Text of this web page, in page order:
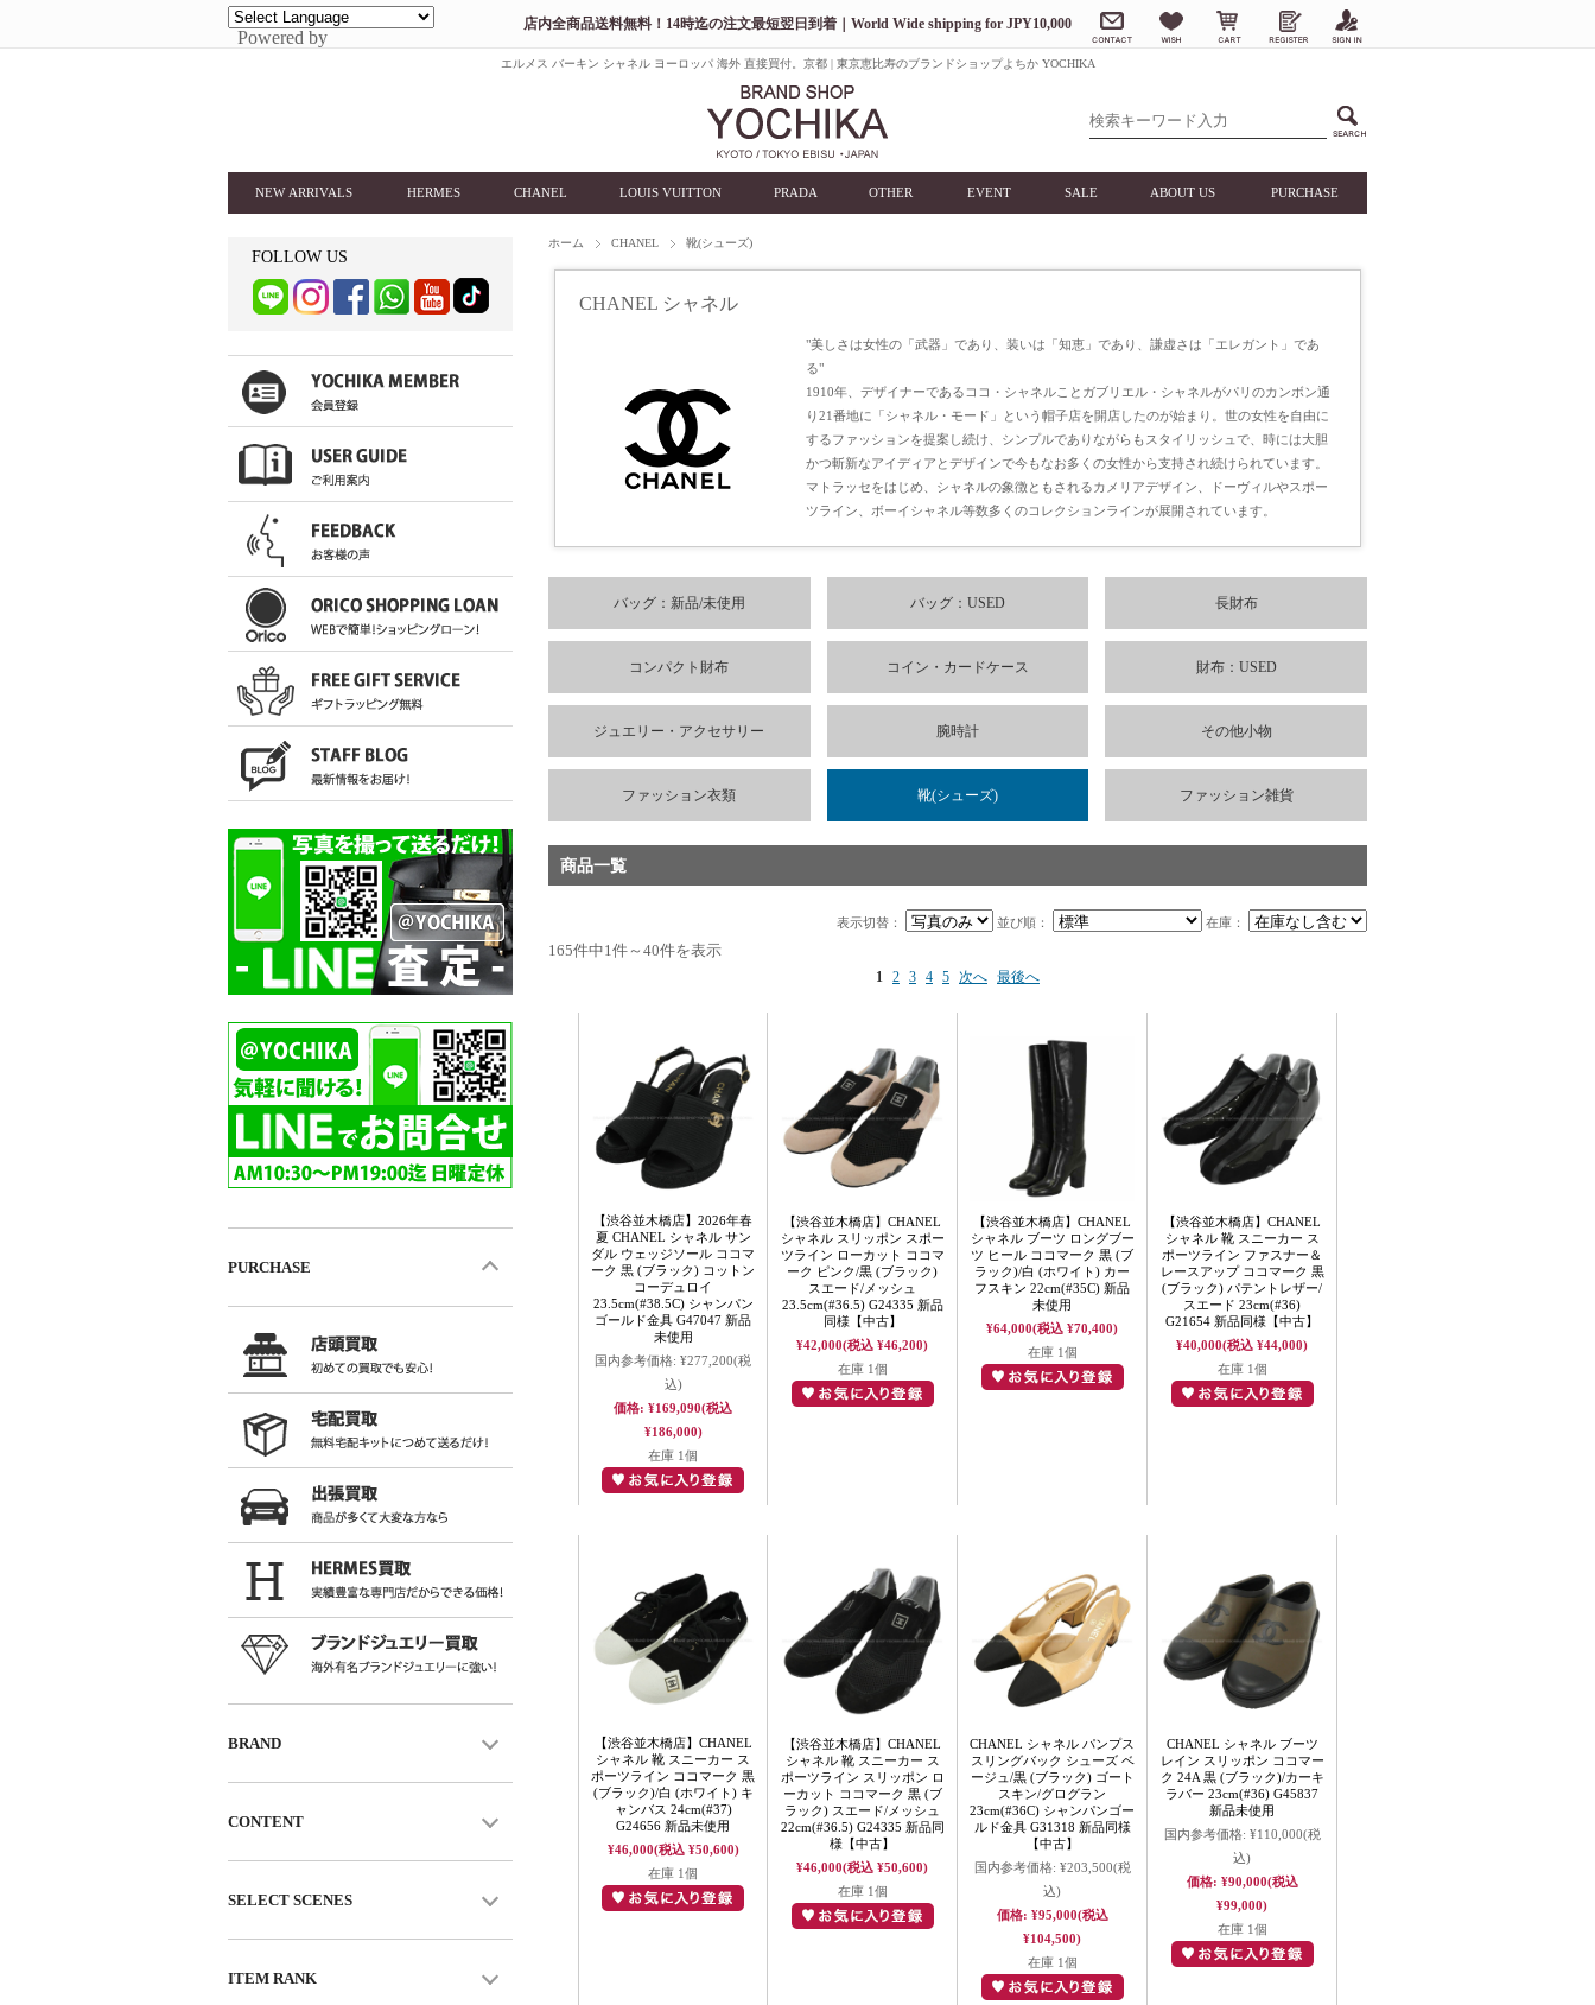
Powered by
店内全商品送料無料！14時迄の注文最短翌日到着｜World Wide shipping for JPY10,000
エルメス バーキン シャネル ヨーロッパ 海外 直接買付。京都 | 東京恵比寿のブランドショップよちか YOCHIKA
NEW ARRIVALS HERMES CHANEL LOUIS VUITTON PRADA OTHER EVENT SALE ABOUT US PURCHASE
ホーム CHANEL 靴(シューズ)
CHANEL シャネル
"美しさは女性の「武器」であり、装いは「知恵」であり、謙虚さは「エレガント」であ
る"
1910年、デザイナーであるココ・シャネルことガブリエル・シャネルがパリのカンボン通
り21番地に「シャネル・モード」という帽子店を開店したのが始まり。世の女性を自由に
するファッションを提案し続け、シンプルでありながらもスタイリッシュで、時には大胆
かつ斬新なアイディアとデザインで今もなお多くの女性から支持され続けられています。
マトラッセをはじめ、シャネルの象徴ともされるカメリアデザイン、ドーヴィルやスポー
ツライン、ボーイシャネル等数多くのコレクションラインが展開されています。
バッグ：新品/未使用 バッグ：USED 長財布
コンパクト財布 コイン・カードケース 財布：USED
ジュエリー・アクセサリー 腕時計 その他小物
ファッション衣類 靴(シューズ) ファッション雑貨
商品一覧
表示切替： 並び順： 在庫：
165件中1件～40件を表示
1 2 3 4 5 次へ 最後へ
【渋谷並木橋店】2026年春
夏 CHANEL シャネル サン
ダル ウェッジソール ココマ
ーク 黒 (ブラック) コットン
コーデュロイ
23.5cm(#38.5C) シャンパン
ゴールド金具 G47047 新品
未使用
国内参考価格: ¥277,200(税
込)
価格: ¥169,090(税込
¥186,000)
在庫 1個
【渋谷並木橋店】CHANEL
シャネル スリッポン スポー
ツライン ローカット ココマ
ーク ピンク/黒 (ブラック)
スエード/メッシュ
23.5cm(#36.5) G24335 新品
同様【中古】
¥42,000(税込 ¥46,200)
在庫 1個
【渋谷並木橋店】CHANEL
シャネル ブーツ ロングブー
ツ ヒール ココマーク 黒 (ブ
ラック)/白 (ホワイト) カー
フスキン 22cm(#35C) 新品
未使用
¥64,000(税込 ¥70,400)
在庫 1個
【渋谷並木橋店】CHANEL
シャネル 靴 スニーカー ス
ポーツライン ファスナー＆
レースアップ ココマーク 黒
(ブラック) パテントレザー/
スエード 23cm(#36)
G21654 新品同様【中古】
¥40,000(税込 ¥44,000)
在庫 1個
【渋谷並木橋店】CHANEL
シャネル 靴 スニーカー ス
ポーツライン ココマーク 黒
(ブラック)/白 (ホワイト) キ
ャンバス 24cm(#37)
G24656 新品未使用
¥46,000(税込 ¥50,600)
在庫 1個
【渋谷並木橋店】CHANEL
シャネル 靴 スニーカー ス
ポーツライン スリッポン ロ
ーカット ココマーク 黒 (ブ
ラック) スエード/メッシュ
22cm(#36.5) G24335 新品同
様【中古】
¥46,000(税込 ¥50,600)
在庫 1個
CHANEL シャネル パンプス
スリングバック シューズ ベ
ージュ/黒 (ブラック) ゴート
スキン/グログラン
23cm(#36C) シャンパンゴー
ルド金具 G31318 新品同様
【中古】
国内参考価格: ¥203,500(税
込)
価格: ¥95,000(税込
¥104,500)
在庫 1個
CHANEL シャネル ブーツ
レイン スリッポン ココマー
ク 24A 黒 (ブラック)/カーキ
ラバー 23cm(#36) G45837
新品未使用
国内参考価格: ¥110,000(税
込)
価格: ¥90,000(税込
¥99,000)
在庫 1個
FOLLOW US
PURCHASE
BRAND
CONTENT
SELECT SCENES
ITEM RANK